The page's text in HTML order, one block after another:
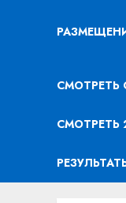
СМОТРЕТЬ
СМОТРЕТЬ